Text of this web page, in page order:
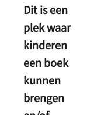
Dit is een
plek waar
kinderen
een boek
kunnen
brengen